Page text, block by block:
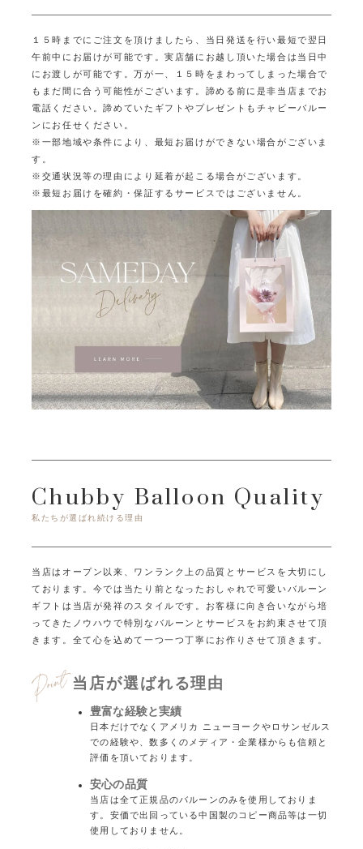
１５時までにご注文を頂けましたら、当日発送を行い最短で翌日
午前中にお届けが可能です。実店舗にお越し頂いた場合は当日中
にお渡しが可能です。万が一、１５時をまわってしまった場合で
もまだ間に合う可能性がございます。 諦める前に是非当店までお
電話ください。諦めていたギフトやプレゼントもチャビーバルー
ンにお任せください。
※一部地域や条件により、最短お届けができない場合がございま
す。
※交通状況等の理由により延着が起こる場合がございます。
※最短お届けを確約・保証するサービスではございません。
Chubby Balloon Quality
私たちが選ばれ続ける理由
当店はオープン以来、ワンランク上の品質とサービスを大切にし
ております。 今では当たり前となったおしゃれで可愛いバルーン
ギフトは当店が発祥のスタイルです。
お客様に向き合いながら培
ってきたノウハウで特別なバルーンとサービスをお約束させて頂
きます。 全て心を込めて一つ一つ丁寧にお作りさせて頂きます。
当店が選ばれる理由
豊富な経験と実績
日本だけでなくアメリカ ニューヨークやロサンゼルス
での経験や、数多くのメディア・企業様からも信頼と
評価を頂いております。
安心の品質
当店は全て正規品のバルーンのみを使用しておりま
す。安価で出回っている中国製のコピー商品等は一切
使用しておりません。